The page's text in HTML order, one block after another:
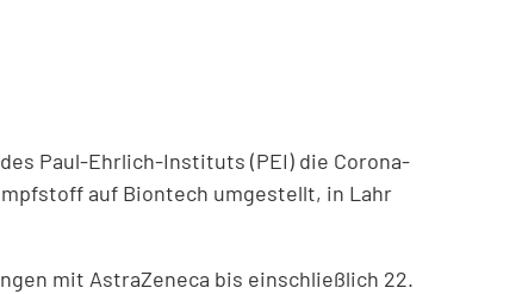
Paul-Ehrlich-Instituts (PEI) die Corona-
auf Biontech umgestellt, in Lahr
mit AstraZeneca bis einschließlich 22.